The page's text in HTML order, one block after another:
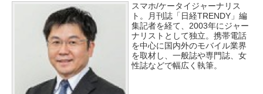
スマホ/ケータイジャーナリス
ト。月刊誌「日経TRENDY」編
集記者を経て、2003年にジャー
ナリストとして独立。携帯電話
を中心に国内外のモバイル業界
を取材し、一般誌や専門誌、女
性誌などで幅広く執筆。